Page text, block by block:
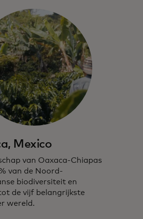
Mexico
van Oaxaca-Chiapas
van de Noord-
biodiversiteit en
de vijf belangrijkste
wereld.